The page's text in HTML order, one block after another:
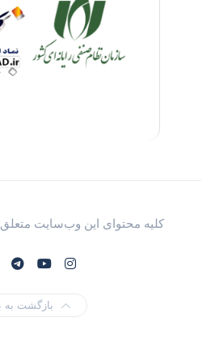
کلیه محتوای این وب‌سایت متعلق
بازگشت به بالا